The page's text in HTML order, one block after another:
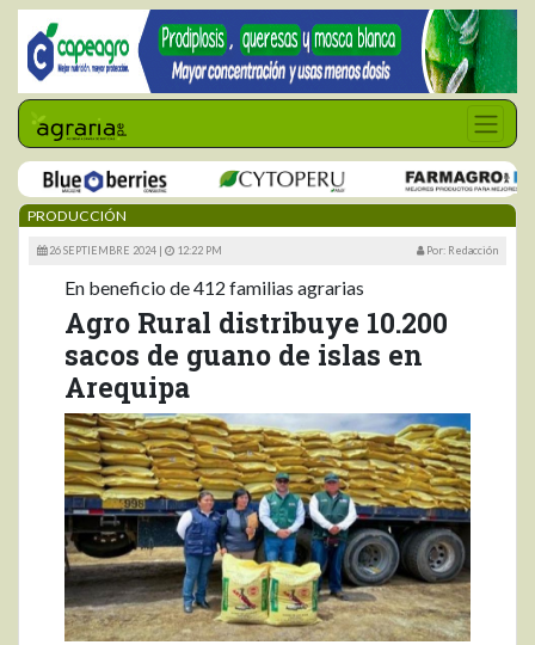
PRODUCCIÓN
26 SEPTIEMBRE 2024 | 12:22 PM Por: Redacción
En beneficio de 412 familias agrarias
Agro Rural distribuye 10.200
sacos de guano de islas en
Arequipa